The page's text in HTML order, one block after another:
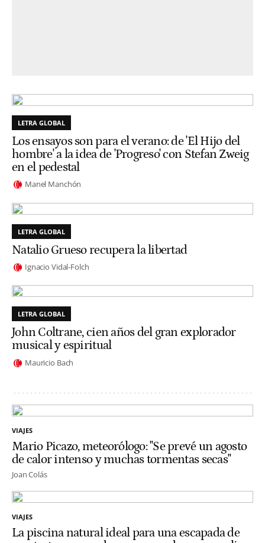
LETRA GLOBAL
Los ensayos son para el verano: de 'El Hijo del
hombre' a la idea de 'Progreso' con Stefan Zweig
en el pedestal
Manel Manchón
LETRA GLOBAL
Natalio Grueso recupera la libertad
Ignacio Vidal-Folch
LETRA GLOBAL
John Coltrane, cien años del gran explorador
musical y espiritual
Mauricio Bach
VIAJES
Mario Picazo, meteorólogo: "Se prevé un agosto
de calor intenso y muchas tormentas secas"
Joan Colás
VIAJES
La piscina natural ideal para una escapada de